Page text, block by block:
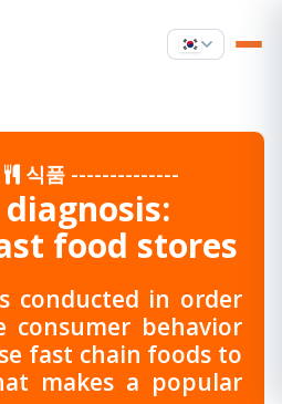
식품--------------
food stores
conducted in order
behavior
fast chain foods to
makes a popular